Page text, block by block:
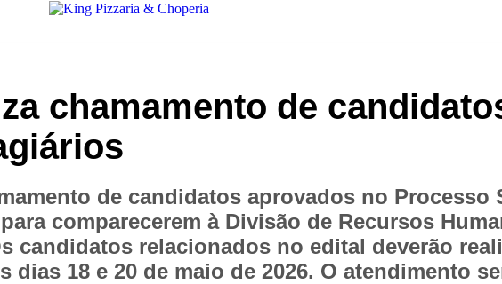
chamamento de
de candidatos aprovados no Processo
comparecerem à Divisão de Recursos
candidatos relacionados no edital deverão
18 e 20 de maio de 2026. O atendimento